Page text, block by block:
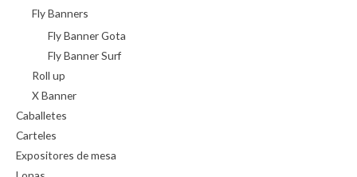
Fly Banners
Fly Banner Gota
Fly Banner Surf
Roll up
X Banner
Caballetes
Carteles
Expositores de mesa